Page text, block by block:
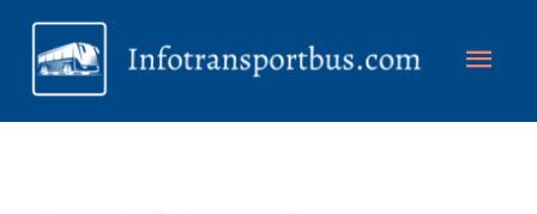
Aller
contenu